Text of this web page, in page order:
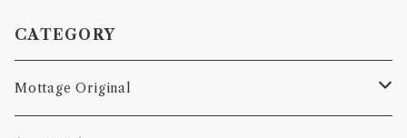
CATEGORY
Mottage Original